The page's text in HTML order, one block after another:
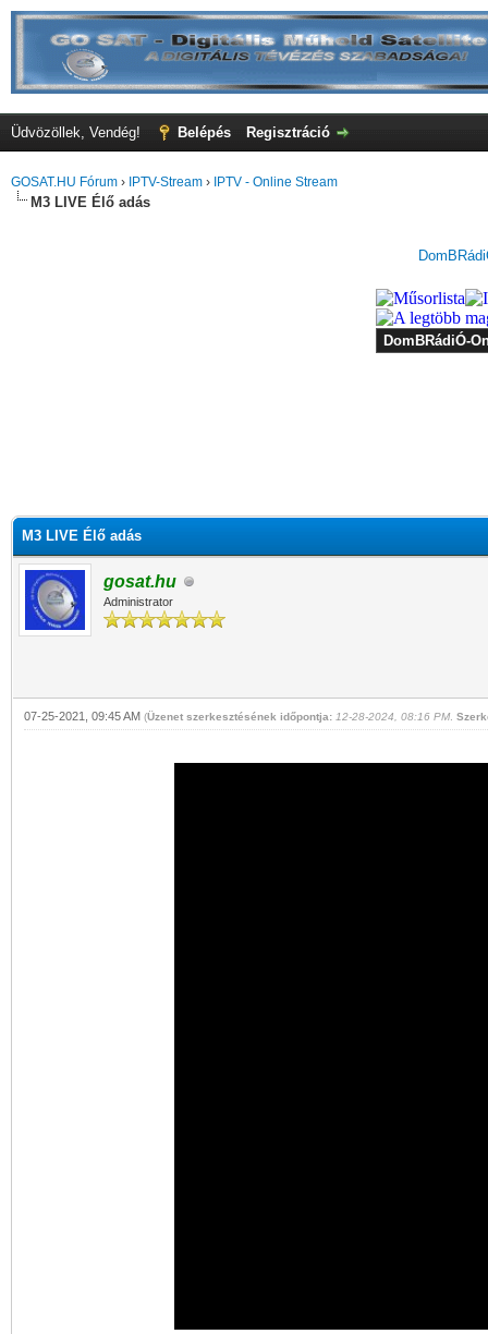
Üdvözöllek, Vendég! Belépés Regisztráció
GOSAT.HU Fórum › IPTV-Stream › IPTV - Online Stream
M3 LIVE Élő adás
M3 LIVE Élő adás
gosat.hu
Administrator
07-25-2021, 09:45 AM (Üzenet szerkesztésének időpontja: 12-28-2024, 08:16 PM.